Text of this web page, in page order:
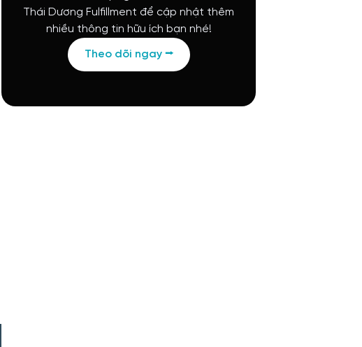
Thái Dương Fulfillment để cập nhật thêm
nhiều thông tin hữu ích bạn nhé!
Theo dõi ngay ⭢